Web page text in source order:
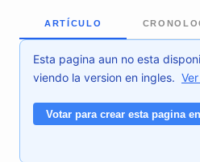
ARTÍCULO
Esta pagina aun no esta
viendo la version en ingles.
Votar para crear esta pagina